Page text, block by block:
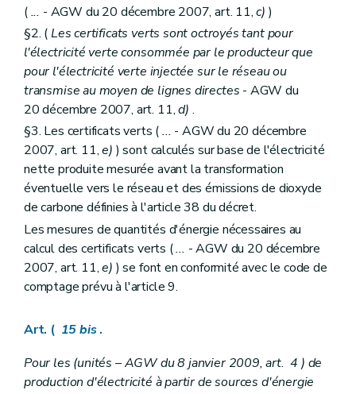
(... - AGW du 20 décembre 2007, art. 11,c) )
§2. (Les certificats verts sont octroyés tant pour
l'électricité verte consommée par le producteur que
pour l'électricité verte injectée sur le réseau ou
transmise au moyen de lignes directes - AGW du
20 décembre 2007, art. 11,d) .
§3. Les certificats verts (... - AGW du 20 décembre
2007, art. 11,e) ) sont calculés sur base de l'électricité
nette produite mesurée avant la transformation
éventuelle vers le réseau et des émissions de dioxyde
de carbone définies à l'article 38 du décret.
Les mesures de quantités d'énergie nécessaires au
calcul des certificats verts (... - AGW du 20 décembre
2007, art. 11,e) ) se font en conformité avec le code de
comptage prévu à l'article 9.
Art. ( 15bis .
Pour les (unités – AGW du 8 janvier 2009, art. 4 ) de
production d'électricité à partir de sources d'énergie